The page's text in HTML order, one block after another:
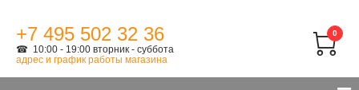
+7 495 502 32 36
☎ 10:00 - 19:00 вторник - суббота
адрес и график работы магазина
0